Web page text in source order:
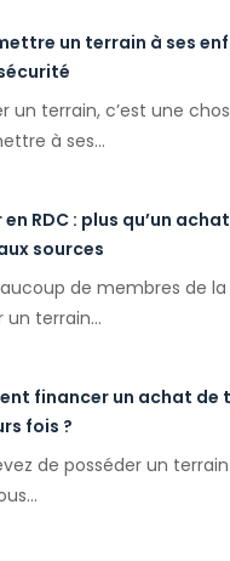
un terrain à ses
un terrain, c’est une
à ses…
RDC : plus qu’un
sources
de membres de la
un terrain…
financer un achat de
fois ?
de posséder un terrain